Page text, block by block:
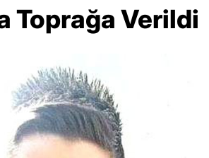
Toprağa Verildi